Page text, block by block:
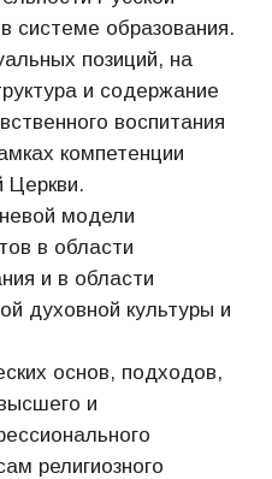
системе образования.
позиций, на
и содержание
воспитания
компетенции
Церкви.
модели
в области
и в области
духовной культуры и
основ, подходов,
и
религиозного